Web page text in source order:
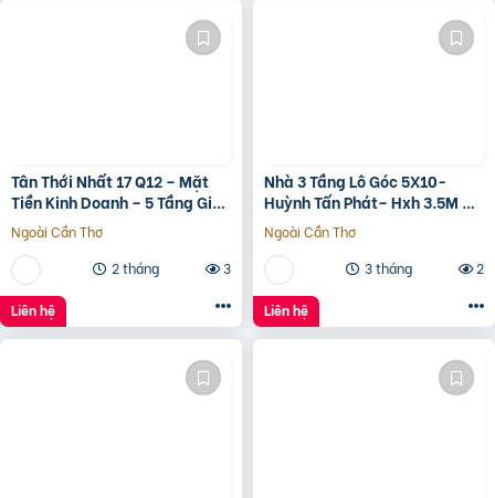
Tân Thới Nhất 17 Q12 – Mặt
Tiền Kinh Doanh – 5 Tầng Giá
13.6 Tỷ
Ngoài Cần Thơ
2 tháng
3
Liên hệ
Nhà 3 Tầng Lô Góc 5X10-
Huỳnh Tấn Phát– Hxh 3.5M –
Kinh Doanh Tốt – Shr Hoàn
Công Đủ- Giá 3 Tỷ Hơn.
Ngoài Cần Thơ
3 tháng
2
Liên hệ